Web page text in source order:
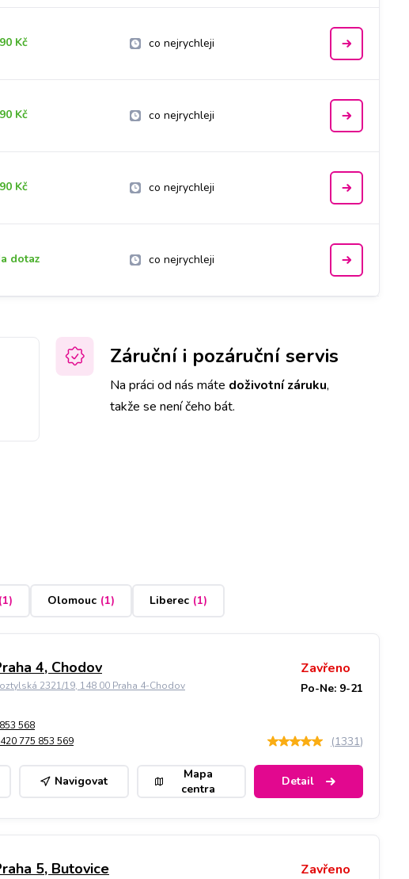
Kč co nejrychleji
Kč co nejrychleji
Kč co nejrychleji
dotaz co nejrychleji
Záruční i pozáruční servis
Na práci od nás máte doživotní záruku,
takže se není čeho bát.
(1) Olomouc (1) Liberec (1)
4, Chodov
2321/19, 148 00 Praha 4-Chodov
Zavřeno
Po-Ne: 9-21
568
775 853 569 (1331)
Navigovat
Mapa
centra
Detail
5, Butovice Zavřeno